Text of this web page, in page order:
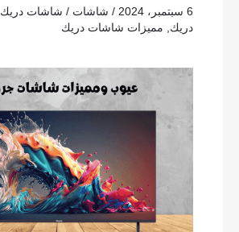
6 سبتمبر، 2024 / شاشات / شاشات دريك
دريك, مميزات شاشات دريك